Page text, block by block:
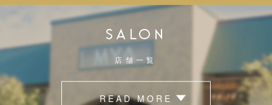
SALON
店舗一覧
READ MORE